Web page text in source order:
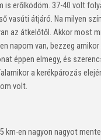
is erőlködöm. 37-40 volt
vasúti átjáró. Na milyen
az átkelőtől. Akkor most
napom van, bezzeg
éppen elmegy, és
a kerékpározás
volt.
km-en nagyon nagyot